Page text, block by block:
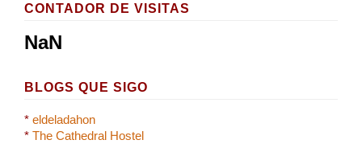
CONTADOR DE VISITAS
NaN
BLOGS QUE SIGO
* eldeladahon
* The Cathedral Hostel